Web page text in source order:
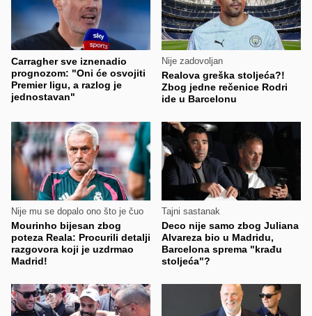
Carragher sve iznenadio
prognozom: "Oni će osvojiti
Premier ligu, a razlog je
jednostavan"
Nije zadovoljan
Realova greška stoljeća?!
Zbog jedne rečenice Rodri
ide u Barcelonu
Nije mu se dopalo ono što je čuo
Mourinho bijesan zbog
poteza Reala: Procurili detalji
razgovora koji je uzdrmao
Madrid!
Tajni sastanak
Deco nije samo zbog Juliana
Alvareza bio u Madridu,
Barcelona sprema "krađu
stoljeća"?